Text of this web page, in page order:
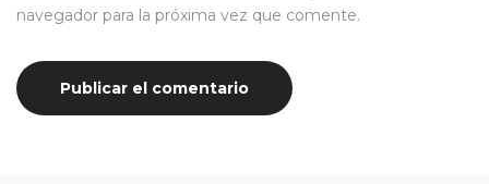
navegador para la próxima vez que comente.